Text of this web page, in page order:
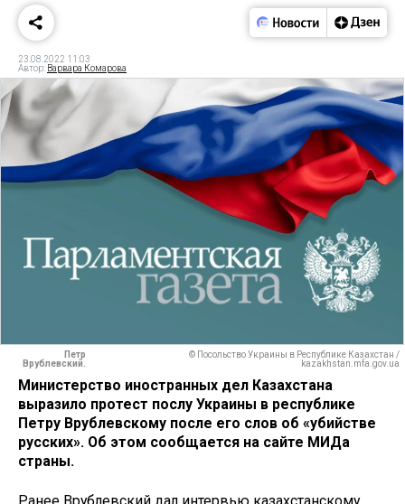
23.08.2022 11:03
Автор: Варвара Комарова
Петр
Врублевский.
© Посольство Украины в Республике Казахстан /
kazakhstan.mfa.gov.ua
Министерство иностранных дел Казахстана
выразило протест послу Украины в республике
Петру Врублевскому после его слов об «убийстве
русских». Об этом сообщается на сайте МИДа
страны.